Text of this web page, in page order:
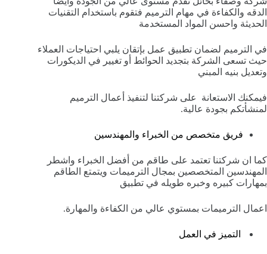
الدقه والكفاءة في مهام الترميم فتقوم باستخدام التقنيات
الحديثة واحسن المواد المستخدمة
في الترميم لضمان تطبيق عمل بإتقان يلبي احتياجات العملاء
حيث تسعى الشركة بتجديد الحوائط أو تغيير في الديكورات
وتعديل بنيه المبني
فيمكنك الاستعانة
على شركتنا لتنفيذ أعمال الترميم
لمنشأتكم بجودة عالية.
فريق متخصص من الخبراء والمهندسين
كما ان شركتنا تعتمد على طاقم من أفضل الخبراء واشطر
المهندسين المتخصصين بمجال الترميمات ويتمتع الطاقم
بمهارات كبيره وخبره طويله في تطبيق
اعمال الترميمات بمستوي عالي من الكفاءة والمهارة.
التميز في العمل